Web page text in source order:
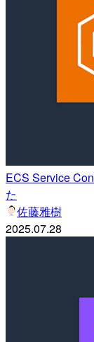
ECS Service
た
佐藤雅樹
2025.07.28